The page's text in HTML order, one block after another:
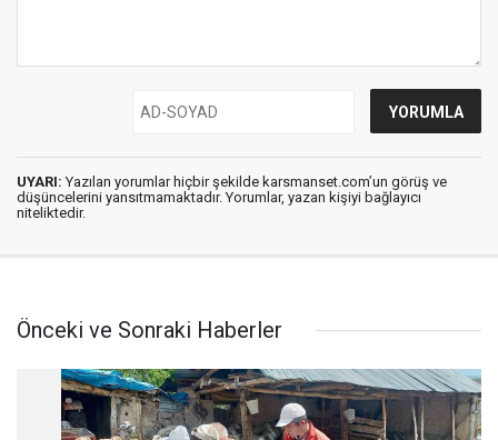
UYARI: Yazılan yorumlar hiçbir şekilde karsmanset.com’un görüş ve
düşüncelerini yansıtmamaktadır. Yorumlar, yazan kişiyi bağlayıcı
niteliktedir.
Önceki ve Sonraki Haberler